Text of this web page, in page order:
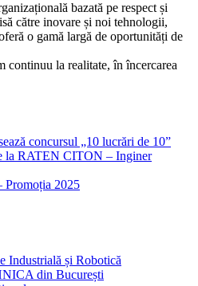
bazată pe respect și
către inovare și noi tehnologii,
o gamă largă de oportunități de
continuu la realitate, în încercarea
concursul „10 lucrări de 10”
la RATEN CITON – Inginer
Promoția 2025
Industrială și Robotică
din București